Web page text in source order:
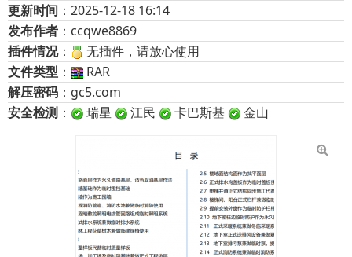
更新时间 ：2025-12-18 16:14
发布作者 ：ccqwe8869
插件情况：
无插件，请放心使用
文件类型 ：
RAR
解压密码 ：gc5.com
安全检测 ： 瑞星 江民 卡巴斯基 金山